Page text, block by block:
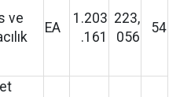
ve
EA
1.203
.161
223,
056
54